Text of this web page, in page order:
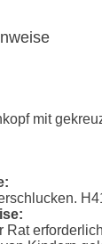
mit
Rat